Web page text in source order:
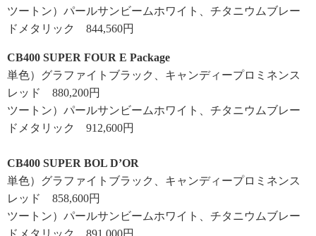
ツートン）パールサンビームホワイト、チタニウムブレー
ドメタリック 844,560円
CB400 SUPER FOUR E Package
単色）グラファイトブラック、キャンディープロミネンス
レッド 880,200円
ツートン）パールサンビームホワイト、チタニウムブレー
ドメタリック 912,600円
CB400 SUPER BOL D’OR
単色）グラファイトブラック、キャンディープロミネンス
レッド 858,600円
ツートン）パールサンビームホワイト、チタニウムブレー
ドメタリック 891,000円